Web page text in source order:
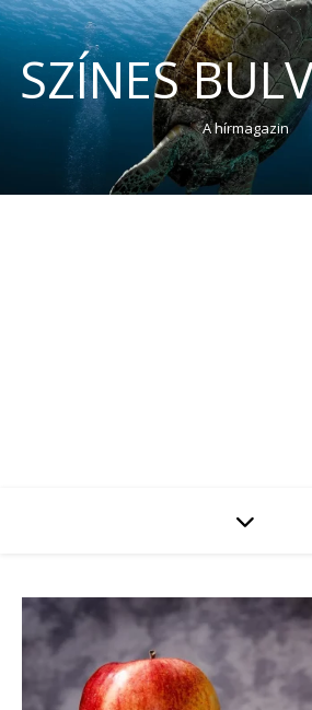
SZÍNES
A hírmagazin